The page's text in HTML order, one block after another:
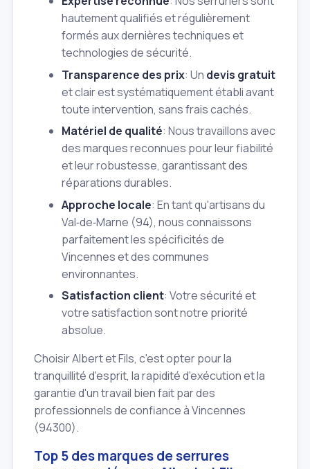
hautement qualifiés et régulièrement
formés aux dernières techniques et
technologies de sécurité.
Transparence des prix: Un devis gratuit
et clair est systématiquement établi avant
toute intervention, sans frais cachés.
Matériel de qualité: Nous travaillons avec
des marques reconnues pour leur fiabilité
et leur robustesse, garantissant des
réparations durables.
Approche locale: En tant qu'artisans du
Val‑de‑Marne (94), nous connaissons
parfaitement les spécificités de
Vincennes et des communes
environnantes.
Satisfaction client: Votre sécurité et
votre satisfaction sont notre priorité
absolue.
Choisir Albert et Fils, c'est opter pour la
tranquillité d'esprit, la rapidité d'exécution et la
garantie d'un travail bien fait par des
professionnels de confiance à Vincennes
(94300).
Top 5 des marques de serrures